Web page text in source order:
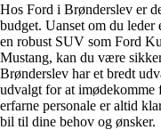
Hos Ford i Brønderslev er
budget. Uanset om du
en robust SUV som Ford
Mustang, kan du være
Brønderslev har et bredt
udvalgt for at imødekomme
erfarne personale er altid
bil til dine behov og ønsker.